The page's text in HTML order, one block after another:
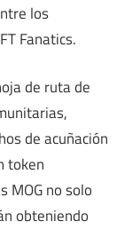
los
Fanatics.
de ruta de
de acuñación
token
MOG no solo
obteniendo